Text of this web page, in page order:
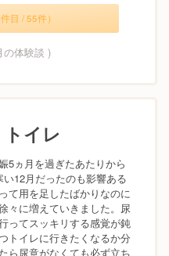
目 / 55件）
の体験談 )
イレ
5ヵ月を過ぎたあたりから
12月だったのも影響ある
て用を足したばかりなのに
々に増えていきました。尿
ってスッキリする感覚が鈍
トイレに行きたくなるか分
ら尿意がなくても必ず立ち